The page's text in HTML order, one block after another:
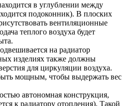
в углублении между
подоконник). В плоских
вентиляционные
теплого воздуха будет
на радиатор
изделиях также должны
для циркуляции воздуха.
мощным, чтобы выдержать вес
автономная конструкция,
к радиатору отопления). Такой